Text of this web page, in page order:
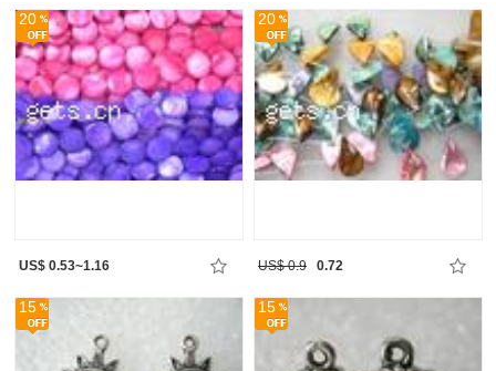
20
US$ 0.53~1.16
20
US$ 0.9 0.72
15 15